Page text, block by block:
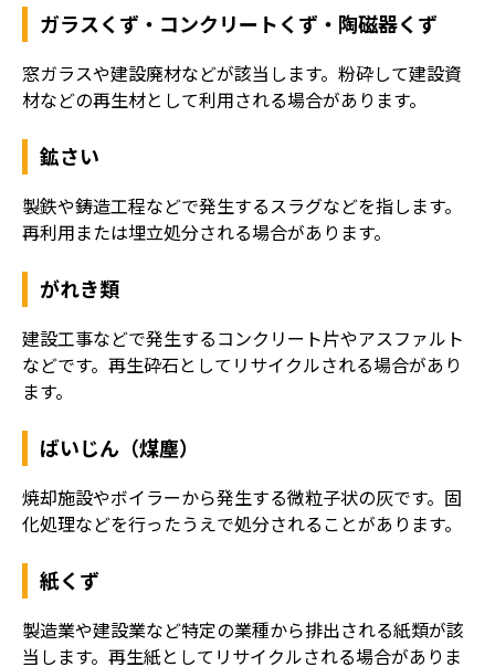
ガラスくず・コンクリートくず・陶磁器くず
窓ガラスや建設廃材などが該当します。粉砕して建設資
材などの再生材として利用される場合があります。
鉱さい
製鉄や鋳造工程などで発生するスラグなどを指します。
再利用または埋立処分される場合があります。
がれき類
建設工事などで発生するコンクリート片やアスファルト
などです。再生砕石としてリサイクルされる場合があり
ます。
ばいじん（煤塵）
焼却施設やボイラーから発生する微粒子状の灰です。固
化処理などを行ったうえで処分されることがあります。
紙くず
製造業や建設業など特定の業種から排出される紙類が該
当します。再生紙としてリサイクルされる場合がありま